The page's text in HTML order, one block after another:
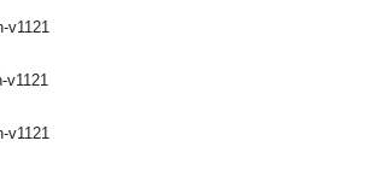
v1121
v1121
v1121